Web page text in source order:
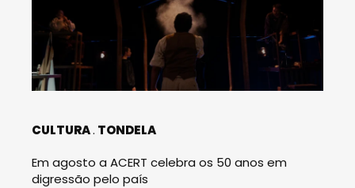
CULTURA TONDELA
Em agosto a ACERT celebra os 50 anos em
digressão pelo país